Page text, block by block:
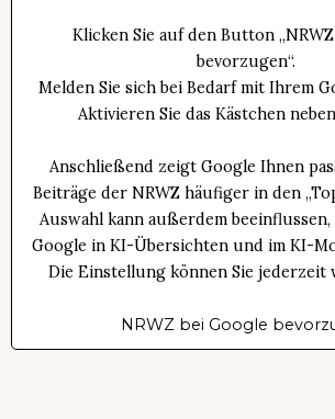
Klicken Sie auf den Button
bevorzugen“.
Melden Sie sich bei Bedarf mit Ihrem
Aktivieren Sie das Kästchen
Anschließend zeigt Google Ihnen
Beiträge der NRWZ häufiger in den
Auswahl kann außerdem
Google in KI-Übersichten und im KI-
Die Einstellung können Sie jederzeit
NRWZ bei Google